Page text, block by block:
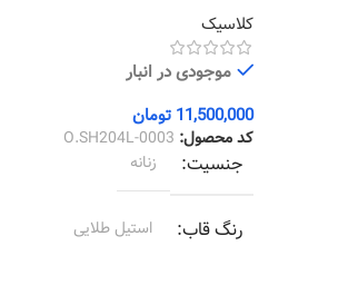
کلاسیک
موجودی در انبار
11,500,000 تومان
کد محصول: O.SH204L-0003
جنسیت زنانه
رنگ قاب استیل طلایی